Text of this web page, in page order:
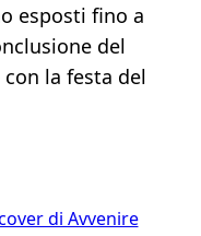
esposti fino a
del
la festa del
di Avvenire